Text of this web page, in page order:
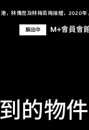
港，林偉而及林梅若梅捐贈，2020
展出中 M+會員會
到的